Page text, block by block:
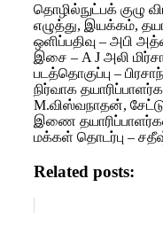
தொழில்நுட்பக் குழு
எழுத்து, இயக்கம்,
ஒளிப்பதிவு – அபி
இசை – A J அலி
படத்தொகுப்பு –
நிர்வாக
M.விஸ்வநாதன்,
இணை
மக்கள் தொடர்பு –
Related posts: